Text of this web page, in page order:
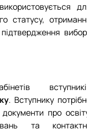
статусу,
. Вступнику
про
та